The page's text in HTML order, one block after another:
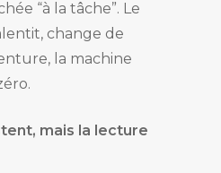
“à la tâche”. Le
change de
la machine
mais la lecture